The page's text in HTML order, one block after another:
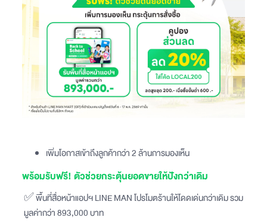
เพิ่มโอกาสเข้าถึงลูกค้ากว่า 2 ล้านการมองเห็น
พร้อมรับฟรี! ตัวช่วยกระตุ้นยอดขายให้ปังกว่าเดิม
✅ พื้นที่สื่อหน้าแอปฯ LINE MAN โปรโมตร้านให้โดดเด่นกว่าเดิม รวม
มูลค่ากว่า 893,000 บาท